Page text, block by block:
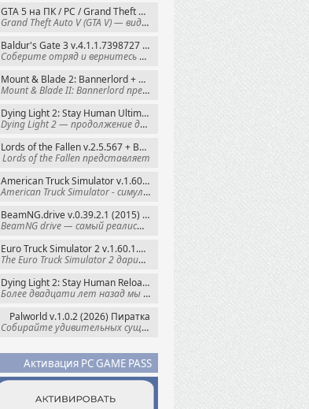
GTA 5 на ПК / PC / Grand Theft Auto V: Premium Edition (2015) Steam-Rip
Grand Theft Auto V (GTA V) — видеоигра из
Baldur's Gate 3 v.4.1.1.7398727 + Все DLC (2023) GOG-Rip
Соберите отряд и вернитесь в Забытые
Mount & Blade 2: Bannerlord + War Sails v.1.4.7.117484 (2025) GOG
Mount & Blade II: Bannerlord представляет
Dying Light 2: Stay Human Ultimate Edition v.1.29.1 + Все DLC (2022) Пиратка
Dying Light 2 — продолжение динамичного
Lords of the Fallen v.2.5.567 + Все DLC (2023) Пиратка
Lords of the Fallen представляет
American Truck Simulator v.1.60.1.8s + Все DLC (2016) Пиратка
American Truck Simulator - симулятор
BeamNG.drive v.0.39.2.1 (2015) RePack
BeamNG drive — самый реалистичный
Euro Truck Simulator 2 v.1.60.1.7s + Все DLC (2012) Пиратка
The Euro Truck Simulator 2 дарит вам опыт
Dying Light 2: Stay Human Reloaded Edition v.1.28.3 + Все DLC (2022) RePack
Более двадцати лет назад мы пытались
Palworld v.1.0.2 (2026) Пиратка
Собирайте удивительных существ — Палов —
Активация PC GAME PASS